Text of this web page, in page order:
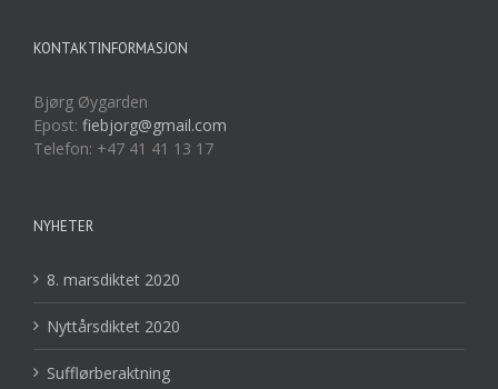
KONTAKTINFORMASJON
Bjørg Øygarden
Epost: fiebjorg@gmail.com
Telefon: +47 41 41 13 17
NYHETER
8. marsdiktet 2020
Nyttårsdiktet 2020
Sufflørberaktning